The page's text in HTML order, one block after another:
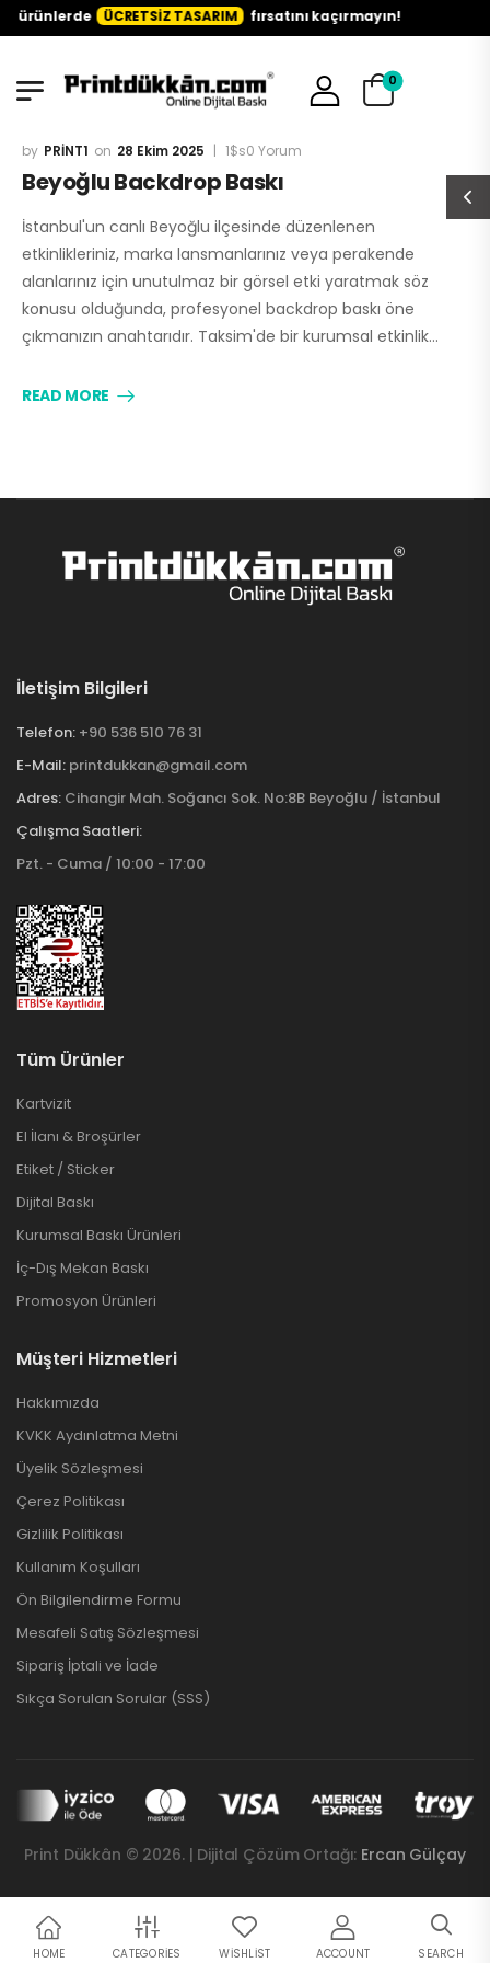
ürünlerdeÜCRETSİZ TASARIMfırsatını kaçırmayın!
0
PRINT1 28 Ekim 2025 1$s0 Yorum
Beyoğlu Backdrop Baskı
İstanbul'un canlı Beyoğlu ilçesinde düzenlenen
etkinlikleriniz, marka lansmanlarınız veya perakende
alanlarınız için unutulmaz bir görsel etki yaratmak söz
konusu olduğunda, profesyonel backdrop baskı öne
çıkmanızın anahtarıdır. Taksim'de bir kurumsal etkinlik…
READ MORE
İletişim Bilgileri
Telefon: +90 536 510 76 31
E-Mail: printdukkan@gmail.com
Adres: Cihangir Mah. Soğancı Sok. No:8B Beyoğlu / İstanbul
Çalışma Saatleri:
Pzt. - Cuma / 10:00 - 17:00
Tüm Ürünler
Kartvizit
El İlanı & Broşürler
Etiket / Sticker
Dijital Baskı
Kurumsal Baskı Ürünleri
İç-Dış Mekan Baskı
Promosyon Ürünleri
Müşteri Hizmetleri
Hakkımızda
KVKK Aydınlatma Metni
Üyelik Sözleşmesi
Çerez Politikası
Gizlilik Politikası
Kullanım Koşulları
Ön Bilgilendirme Formu
Mesafeli Satış Sözleşmesi
Sipariş İptali ve İade
Sıkça Sorulan Sorular (SSS)
Print Dükkân © 2026. | Dijital Çözüm Ortağı: Ercan Gülçay
HOME CATEGORIES WISHLIST ACCOUNT SEARCH